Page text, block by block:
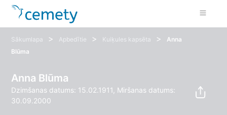
Sākumlapa > Apbedītie > Kuiķules kapsēta >
Anna
Blūma
Anna Blūma
Dzimšanas datums: 15.02.1911, Miršanas datums:
30.09.2000